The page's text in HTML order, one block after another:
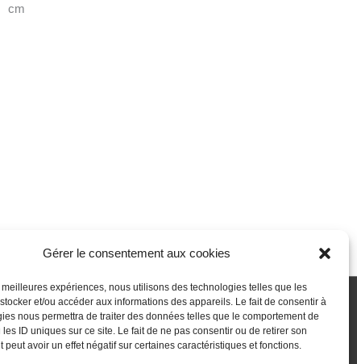
Gérer le consentement aux cookies
meilleures expériences, nous utilisons des technologies telles que les
et/ou accéder aux informations des appareils. Le fait de consentir à
nous permettra de traiter des données telles que le comportement de
ID uniques sur ce site. Le fait de ne pas consentir ou de retirer son
peut avoir un effet négatif sur certaines caractéristiques et fonctions.
cm
perdu Newsletter Politique de cookies (UE)